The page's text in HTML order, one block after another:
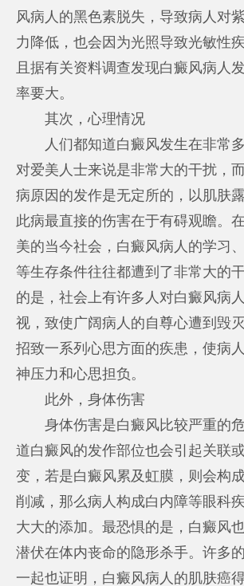
风病人的黑色素脱失，导致病人对
力降低，也会因为光照导致光敏性
且据有关资料调查发现白癜风病人
率要大。
其次，心理情况
人们都知道白癜风发生在非常
对爱美人士来说是非常大的干扰，
病原因的发作是无定所的，以肌肤
此病最直接的伤害在于有碍观瞻。
美的当今社会，白癜风病人的学习
等生存条件往往都遭到了非常大的
的是，社会上有许多人对白癜风病
视，致使广阔病人的自尊心遭到毁
招致一系列心思方面的疾患，使病
神压力和心思担负。
此外，身体伤害
身体伤害是白癜风比较严重的危
道白癜风的发作部位也会引起关联
变，若是白癜风累及虹膜，则会构
削减，那么病人构成白内障等眼科
大大的添加。最恐惧的是，白癜风
潜伏在体内丧命的隐形杀手。许多
一起也证明，白癜风病人的肌肤癌